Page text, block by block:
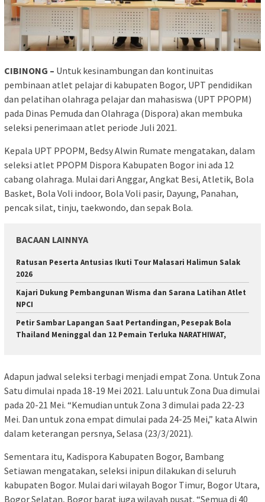
CIBINONG – Untuk kesinambungan dan kontinuitas
pembinaan atlet pelajar di kabupaten Bogor, UPT pendidikan
dan pelatihan olahraga pelajar dan mahasiswa (UPT PPOPM)
pada Dinas Pemuda dan Olahraga (Dispora) akan membuka
seleksi penerimaan atlet periode Juli 2021.
Kepala UPT PPOPM, Bedsy Alwin Rumate mengatakan, dalam
seleksi atlet PPOPM Dispora Kabupaten Bogor ini ada 12
cabang olahraga. Mulai dari Anggar, Angkat Besi, Atletik, Bola
Basket, Bola Voli indoor, Bola Voli pasir, Dayung, Panahan,
pencak silat, tinju, taekwondo, dan sepak Bola.
BACAAN LAINNYA
Ratusan Peserta Antusias Ikuti Tour Malasari Halimun Salak
2026
Kajari Dukung Pembangunan Wisma dan Sarana Latihan Atlet
NPCI
Petir Sambar Lapangan Saat Pertandingan, Pesepak Bola
Thailand Meninggal dan 12 Pemain Terluka NARATHIWAT,
Adapun jadwal seleksi terbagi menjadi empat Zona. Untuk Zona
Satu dimulai npada 18-19 Mei 2021. Lalu untuk Zona Dua dimulai
pada 20-21 Mei. “Kemudian untuk Zona 3 dimulai pada 22-23
Mei. Dan untuk zona empat dimulai pada 24-25 Mei,” kata Alwin
dalam keterangan persnya, Selasa (23/3/2021).
Sementara itu, Kadispora Kabupaten Bogor, Bambang
Setiawan mengatakan, seleksi inipun dilakukan di seluruh
kabupaten Bogor. Mulai dari wilayah Bogor Timur, Bogor Utara,
Bogor Selatan, Bogor barat juga wilayah pusat. “Semua di 40